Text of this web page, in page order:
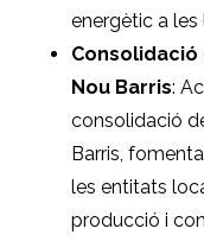
energètic a les
Consolidació
Nou Barris:
consolidació
Barris,
les entitats
producció i